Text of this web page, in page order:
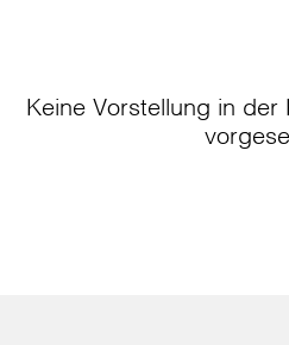
Keine Vorstellung in der